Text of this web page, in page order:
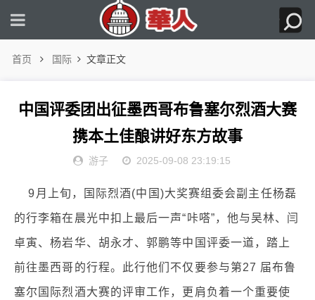
首页 国际 文章正文
中国评委团出征墨西哥布鲁塞尔烈酒大赛
携本土佳酿讲好东方故事
游子 2025-09-08 23:19:15
9月上旬，国际烈酒(中国)大奖赛组委会副主任杨磊
的行李箱在晨光中扣上最后一声“咔嗒”，他与吴林、闫
卓寅、杨岩华、胡永才、郭鹏等中国评委一道，踏上
前往墨西哥的行程。此行他们不仅要参与第27 届布鲁
塞尔国际烈酒大赛的评审工作，更肩负着一个重要使